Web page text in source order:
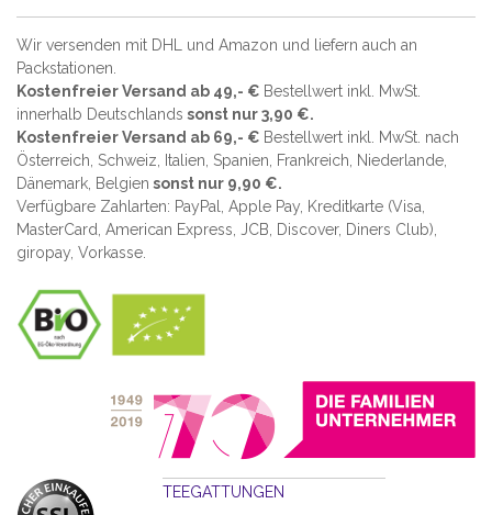
Wir versenden mit DHL und Amazon und liefern auch an
Packstationen.
Kostenfreier Versand ab 49,- € Bestellwert inkl. MwSt.
innerhalb Deutschlands sonst nur 3,90 €.
Kostenfreier Versand ab 69,- € Bestellwert inkl. MwSt. nach
Österreich, Schweiz, Italien, Spanien, Frankreich, Niederlande,
Dänemark, Belgien sonst nur 9,90 €.
Verfügbare Zahlarten: PayPal, Apple Pay, Kreditkarte (Visa,
MasterCard, American Express, JCB, Discover, Diners Club),
giropay, Vorkasse.
TEEGATTUNGEN